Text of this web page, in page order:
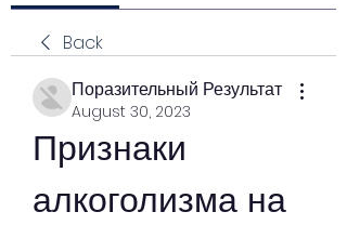
Back
Поразительный Результат
August 30, 2023
Признаки
алкоголизма на